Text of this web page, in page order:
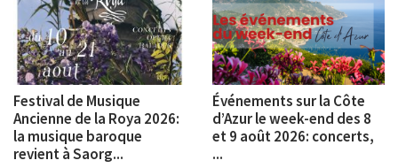
Festival de Musique
Ancienne de la Roya 2026:
la musique baroque
revient à Saorg...
Événements sur la Côte
d’Azur le week-end des 8
et 9 août 2026: concerts,
...